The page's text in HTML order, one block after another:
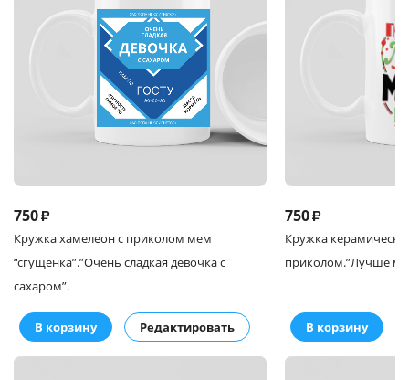
750₽
Кружкахамелеон с приколом мем
“сгущёнка”.”Очень сладкая девочка с
сахаром”.
В корзину Редактировать
750₽
Кружка
приколом.”Лучше
В корзину